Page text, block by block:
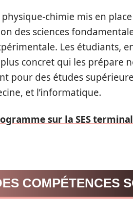
chimie mis en
des sciences
Les étudiants,
concret qui les prépare
pour des études
et l’informatique.
sur la SES
COMPÉTENCES